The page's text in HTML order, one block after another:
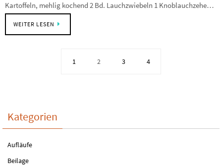
Kartoffeln, mehlig kochend 2 Bd. Lauchzwiebeln 1 Knoblauchzehe…
WEITER LESEN
1 2 3 4
Kategorien
Aufläufe
Beilage